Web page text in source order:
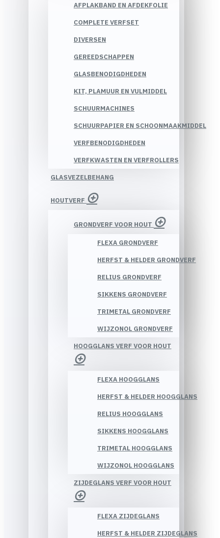
AFPLAKBAND EN AFDEKFOLIE
COMPLETE VERFSET
DIVERSEN
GEREEDSCHAPPEN
GLASBENODIGDHEDEN
KIT, PLAMUUR EN VULMIDDEL
SCHUURMACHINES
SCHUURPAPIER EN SCHOONMAAKMIDDEL
VERFBENODIGDHEDEN
VERFKWASTEN EN VERFROLLERS
GLASVEZELBEHANG
HOUTVERF
GRONDVERF VOOR HOUT
FLEXA GRONDVERF
HERFST & HELDER GRONDVERF
RELIUS GRONDVERF
SIKKENS GRONDVERF
TRIMETAL GRONDVERF
WIJZONOL GRONDVERF
HOOGGLANS VERF VOOR HOUT
FLEXA HOOGGLANS
HERFST & HELDER HOOGGLANS
RELIUS HOOGGLANS
SIKKENS HOOGGLANS
TRIMETAL HOOGGLANS
WIJZONOL HOOGGLANS
ZIJDEGLANS VERF VOOR HOUT
FLEXA ZIJDEGLANS
HERFST & HELDER ZIJDEGLANS